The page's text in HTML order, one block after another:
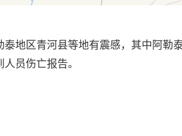
泰地区青河县等地有震感，其中阿勒
员伤亡报告。